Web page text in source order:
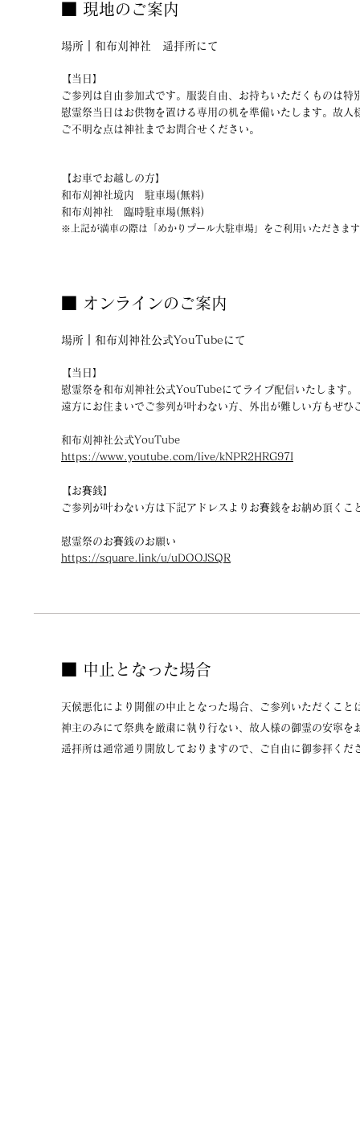
■ 現地のご案内
場所｜和布刈神社 遥拝所にて
【当日】
ご参列は自由参加式です。服装自由、お持ちいただくものは特
慰霊祭当日はお供物を置ける専用の机を準備いたします。故
​ご不明な点は神社までお問合せください。
【お車でお越しの方】
和布刈神社境内 駐車場(無料)
和布刈神社 臨時駐車場(無料)
※上記が満車の際は「めかりプール大駐車場」をご利用いただきま
■ オンラインのご案内
場所｜和布刈神社公式YouTubeにて
【当日】
慰霊祭を和布刈神社公式YouTubeにてライブ配信いたします。
遠方にお住まいでご参列が叶わない方、外出が難しい方もぜひ
和布刈神社公式YouTube
https://www.youtube.com/live/kNPR2HRG97I
【お賽銭】
ご参列が叶わない方は下記アドレスよりお賽銭をお納め頂くこ
慰霊祭のお賽銭のお願い
https://square.link/u/uDOOJSQR
■ 中止となった場合
天候悪化により開催の中止となった場合、
ご参列いただくこと
神主のみにて祭典を厳粛に執り行ない、 故人様の御霊の安寧を
遥拝所は通常通り開放しておりますので、ご自由に御参拝くだ